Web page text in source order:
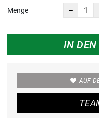
Menge
IN DEN
AUF